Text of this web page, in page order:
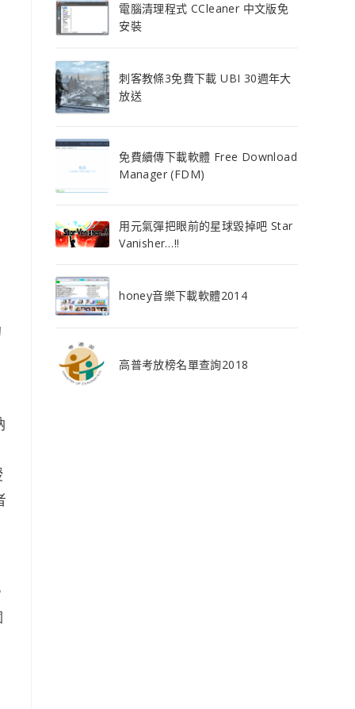
電腦清理程式 CCleaner 中文版免
安裝
刺客教條3免費下載 UBI 30週年大
放送
免費續傳下載軟體 Free Download
Manager (FDM)
用元氣彈把眼前的星球毀掉吧 Star
Vanisher…!!
honey音樂下載軟體2014
高普考放榜名單查詢2018